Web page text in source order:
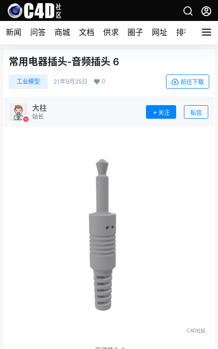
新闻 问答 商城 文档 供求 圈子 网址 排行榜
常用电器插头-音频插头 6
工业模型 21年9月25日 0 前往下载
大柱
站长
关注 私信